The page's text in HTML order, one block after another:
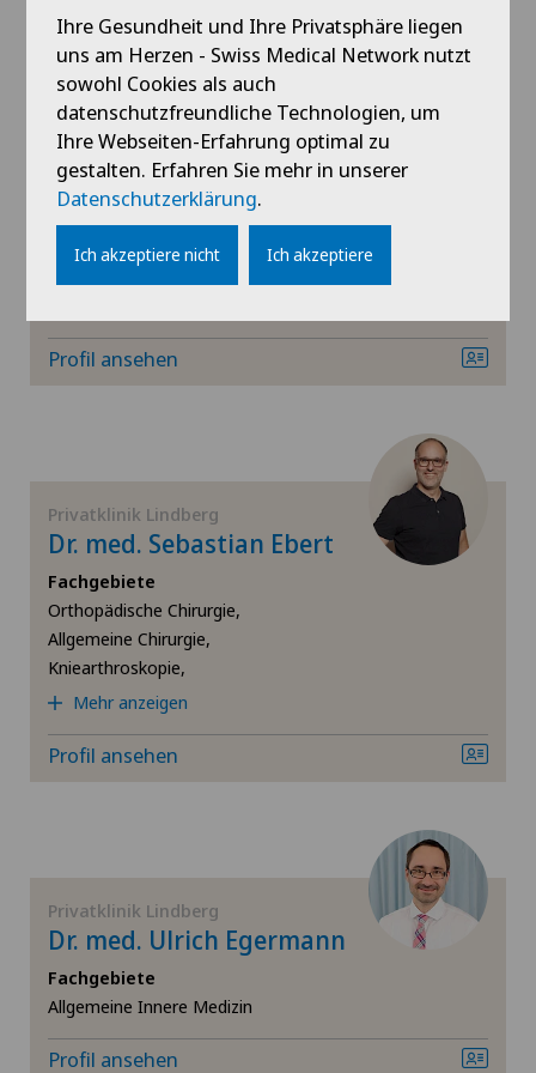
Knorpelschaden
Kreuzbandriss
Meniskusriss (Meniskusläsion)
Nephrologie
Physikalische- und Rehabilitationsmedizin
Plastische Chirurgie
Rheumatologie
Schilddrüsenchirurgie (Endokrine Chirurgie)
Schultergelenkarthrose
Schulterimpingement
Profil ansehen
Privatklinik Lindberg
Dr. med. Katharina Dreier
Profil ansehen
Privatklinik Lindberg
Dr. med. Sebastian Ebert
Fachgebiete
Orthopädische Chirurgie,
Allgemeine Chirurgie,
Kniearthroskopie,
Mehr anzeigen
Profil ansehen
Privatklinik Lindberg
Dr. med. Ulrich Egermann
Fachgebiete
Allgemeine Innere Medizin
Profil ansehen
Ihre Gesundheit und Ihre Privatsphäre liegen
uns am Herzen - Swiss Medical Network nutzt
sowohl Cookies als auch
datenschutzfreundliche Technologien, um
Ihre Webseiten-Erfahrung optimal zu
gestalten. Erfahren Sie mehr in unserer
Datenschutzerklärung.
Ich akzeptiere nicht Ich akzeptiere